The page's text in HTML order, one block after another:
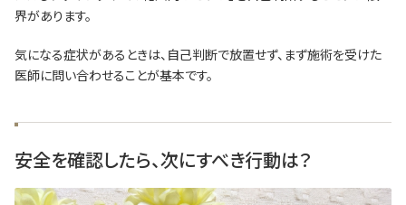
界があります。
気になる症状があるときは、自己判断で放置せず、まず施術を受けた
医師に問い合わせることが基本です。
安全を確認したら、次にすべき行動は？